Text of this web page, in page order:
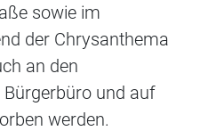
sowie im
der Chrysanthema
an den
und auf
werden.